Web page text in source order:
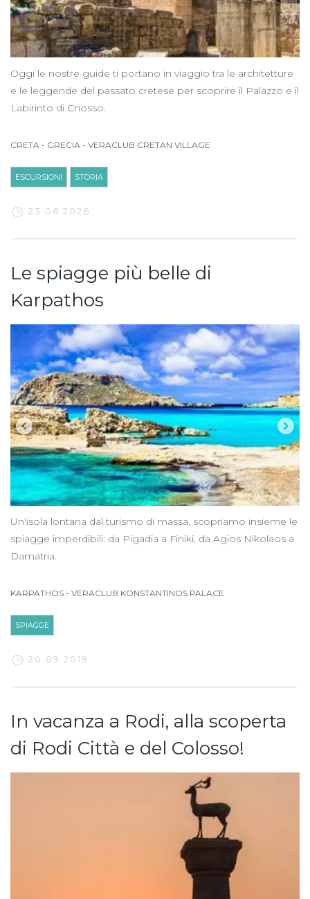
Oggi le nostre guide ti portano in viaggio tra le architetture
e le leggende del passato cretese per scoprire il Palazzo e il
Labirinto di Cnosso.
CRETA - GRECIA - VERACLUB CRETAN VILLAGE
ESCURSIONI STORIA
23.06.2026
Le spiagge più belle di
Karpathos
Un'isola lontana dal turismo di massa, scopriamo insieme le
spiagge imperdibili: da Pigadia a Finiki, da Agios Nikolaos a
Damatria.
KARPATHOS - VERACLUB KONSTANTINOS PALACE
SPIAGGE
20.09.2019
In vacanza a Rodi, alla scoperta
di Rodi Città e del Colosso!